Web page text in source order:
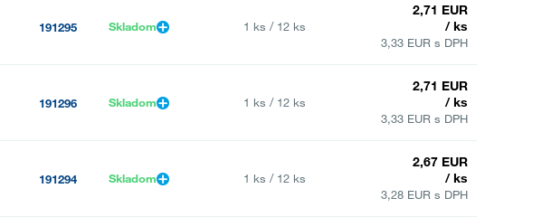
191295 Skladom 1 ks / 12 ks
2,71 EUR
/ ks
3,33 EUR s DPH
191296 Skladom 1 ks / 12 ks
2,71 EUR
/ ks
3,33 EUR s DPH
191294 Skladom 1 ks / 12 ks
2,67 EUR
/ ks
3,28 EUR s DPH